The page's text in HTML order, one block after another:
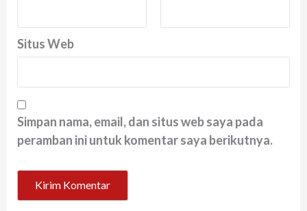
Situs Web
Simpan nama, email, dan situs web saya pada
peramban ini untuk komentar saya berikutnya.